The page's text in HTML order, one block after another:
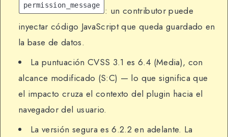
permission_message
: un contributor puede
inyectar código JavaScript que queda guardado en
la base de datos.
La puntuación CVSS 3.1 es 6.4 (Media), con
alcance modificado (S:C) — lo que significa que
el impacto cruza el contexto del plugin hacia el
navegador del usuario.
La versión segura es 6.2.2 en adelante. La